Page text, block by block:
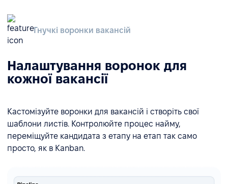
Гнучкі воронки вакансій
Налаштування воронок для
кожної вакансії
Кастомізуйте воронки для вакансій і створіть свої
шаблони листів. Контролюйте процес найму,
переміщуйте кандидата з етапу на етап так само
просто, як в Kanban.